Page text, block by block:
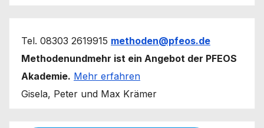
Tel. 08303 2619915 methoden@pfeos.de
Methodenundmehr ist ein Angebot der PFEOS
Akademie. Mehr erfahren
Gisela, Peter und Max Krämer